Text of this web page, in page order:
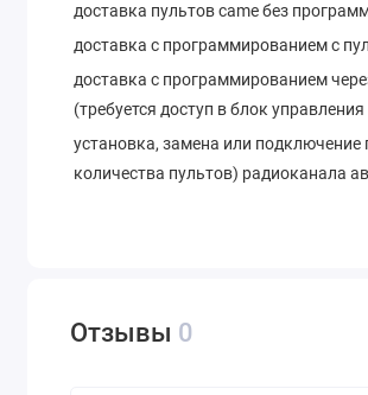
доставка пультов came без
доставка с программированием с
доставка с программированием
(требуется доступ в блок
установка, замена или
количества пультов) радиоканала
Отзывы 0